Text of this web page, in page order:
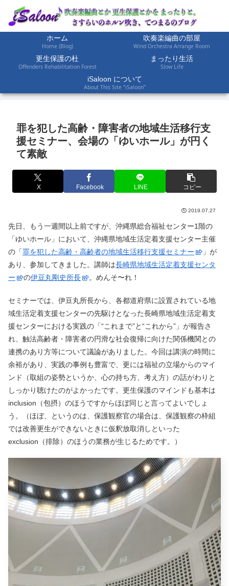
ホーム
Home (Blog)
吹奏楽編曲の部屋
Wind Orchestra Arrange Room
更生保護の杜
Offenders Rehabilitation Forest
まったり生活
Slow Life
iSaloon について
About This Site “iSaloon”
罪を犯した高齢・障害者の地域生活移行支
援セミナー、会場の「ゆいホール」が円く
て素敵
X Facebook LINE コピー
2019.07.27
先日、もう一週間以上前ですが、沖縄県総合福祉センター1階の
「ゆいホール」において、沖縄県地域生活定着支援センター主催
の「罪を犯した高齢・高齢者の地域生活移行支援セミナー
」が
あり、参加してきました。講師は長崎県地域生活定着支援センタ
ー
の伊豆丸剛史所長 。めんそ〜れ！
セミナーでは、伊豆丸所長から、各都道府県に設置されている地
域生活定着支援センターの先駆けとなった長崎県地域生活定着支
援センターにおける実践の「“これまで”と“これから”」が報告さ
れ、触法高齢者・障害者の円滑な社会復帰に向けた関係機関との
連携のあり方等について議論がありました。今回は講演の時間に
余裕があり、実践の事例も豊富で、更には福祉の立場からのマイ
ンド（取組の姿勢というか、心の持ち方、考え方）の話がわりと
しっかり聴けたのがよかったです。更生保護のマインドも基本は
inclusion（包摂）のほうですからほぼ同じと言ってよいでしょ
う。（ほぼ、というのは、保護観察官の場合は、保護観察の枠組
では改善更生ができないときに仮釈放取消しといった
exclusion（排除）のほうの業務が生じるためです。）